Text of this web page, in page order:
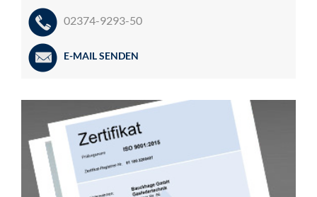
02374-9293-50
E-MAIL SENDEN